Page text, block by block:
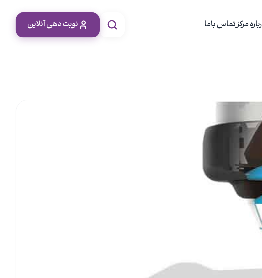
مرکزتماس باما نوبت دهی آنلاین